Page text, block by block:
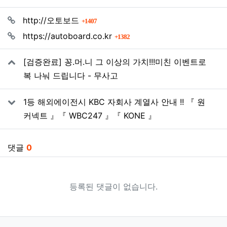
http://오토보드 1407회 연결
https://autoboard.co.kr
1382회 연결
[검증완료] 꽁.머.니 그 이상의 가치!!!미친 이벤트로
복 나눠 드립니다 - 무사고
1등 해외에이전시 KBC 자회사 계열사 안내 !! 『 원
커넥트 』『 WBC247 』『 KONE 』
댓글 0
등록된 댓글이 없습니다.